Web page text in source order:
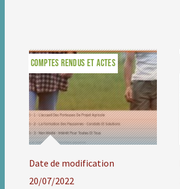
Date de modification
20/07/2022
COMPTES RENDUS ET ACTES